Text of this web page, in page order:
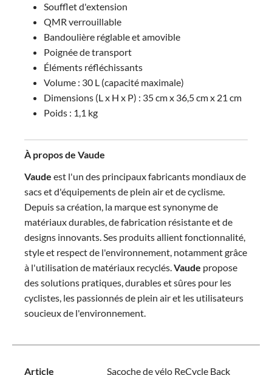
Soufflet d'extension
QMR verrouillable
Bandoulière réglable et amovible
Poignée de transport
Éléments réfléchissants
Volume : 30 L (capacité maximale)
Dimensions (L x H x P) : 35 cm x 36,5 cm x 21 cm
Poids : 1,1 kg
À propos de Vaude
Vaude est l'un des principaux fabricants mondiaux de
sacs et d'équipements de plein air et de cyclisme.
Depuis sa création, la marque est synonyme de
matériaux durables, de fabrication résistante et de
designs innovants. Ses produits allient fonctionnalité,
style et respect de l'environnement, notamment grâce
à l'utilisation de matériaux recyclés.Vaude propose
des solutions pratiques, durables et sûres pour les
cyclistes, les passionnés de plein air et les utilisateurs
soucieux de l'environnement.
Article Sacoche de vélo ReCycle Back